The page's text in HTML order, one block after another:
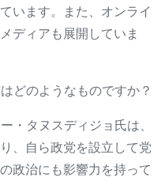
います。また、オンライ
ディアも展開していま
どのようなものですか？
・タヌスディジョ氏は、
、自ら政党を設立して党
政治にも影響力を持って